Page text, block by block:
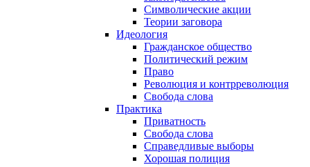
Символические акции
Теории заговора
Идеология
Гражданское общество
Политический режим
Право
Революция и контрреволюция
Свобода слова
Практика
Приватность
Свобода слова
Справедливые выборы
Хорошая полиция